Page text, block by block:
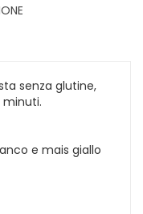
senza glutine,
minuti.
e mais giallo